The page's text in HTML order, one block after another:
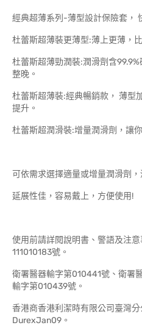
經典超薄系列-薄型設計保險套，
杜蕾斯超薄裝更薄型:薄上更薄，
杜蕾斯超薄勁潤裝:潤滑劑含
整晚。
杜蕾斯超薄裝:經典暢銷款， 薄型
提升。
杜蕾斯超潤滑裝:增量潤滑劑，讓
可依需求選擇適量或增量潤滑劑
延展性佳，容易戴上，方便使用!
使用前請詳閱說明書、警語及注
111010183號。
衛署醫器輸字第010441號、衛署
輸字第010439號。
香港商香港利潔時有限公司臺灣
DurexJan09。